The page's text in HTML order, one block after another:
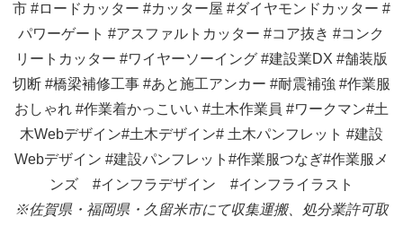
市 #ロードカッター #カッター屋 #ダイヤモンドカッター #
パワーゲート #アスファルトカッター #コア抜き #コンク
リートカッター #ワイヤーソーイング #建設業DX #舗装版
切断 #橋梁補修工事 #あと施工アンカー #耐震補強 #作業服
おしゃれ #作業着かっこいい #土木作業員 #ワークマン#土
木Webデザイン#土木デザイン#土木パンフレット #建設
Webデザイン #建設パンフレット#作業服つなぎ#作業服メ
ンズ#インフラデザイン #インフライラスト
※佐賀県・福岡県・久留米市にて収集運搬、処分業許可取